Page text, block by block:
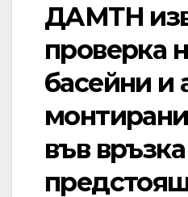
ДАМТН
проверка
басейни и
във